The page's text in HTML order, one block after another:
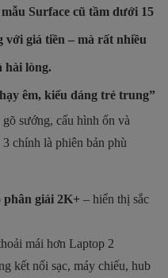
Surface cũ tầm dưới 15
với giá tiền – mà rất nhiều
hài lòng.
êm, kiểu dáng trẻ trung”
sướng, cấu hình ổn và
chính là phiên bản phù
phân giải 2K+ – hiển thị sắc
mái hơn Laptop 2
kết nối sạc, máy chiếu, hub